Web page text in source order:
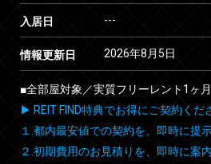
入居日 ---
情報更新日 2026年8月5日
■全部屋対象／実質フリーレント1ヶ
▶ REIT FIND特典でお得にご契約くだ
１.都内最安値での契約を、即時に提
２.初期費用のお見積りを、即時に案